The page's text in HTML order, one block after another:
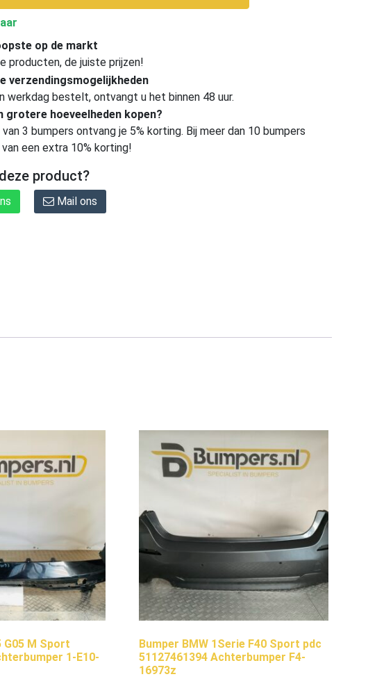
op de markt
producten, de juiste prijzen!
verzendingsmogelijkheden
werkdag bestelt, ontvangt u het binnen 48 uur.
grotere hoeveelheden kopen?
van 3 bumpers ontvang je 5% korting. Bij meer dan 10 bumpers
een extra 10% korting!
product?
Mail ons
G05 M Sport
1-E10-
Bumper BMW 1Serie F40 Sport pdc
51127461394 Achterbumper F4-
16973z